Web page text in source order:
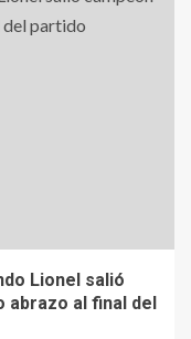
Lionel salió
abrazo al final del